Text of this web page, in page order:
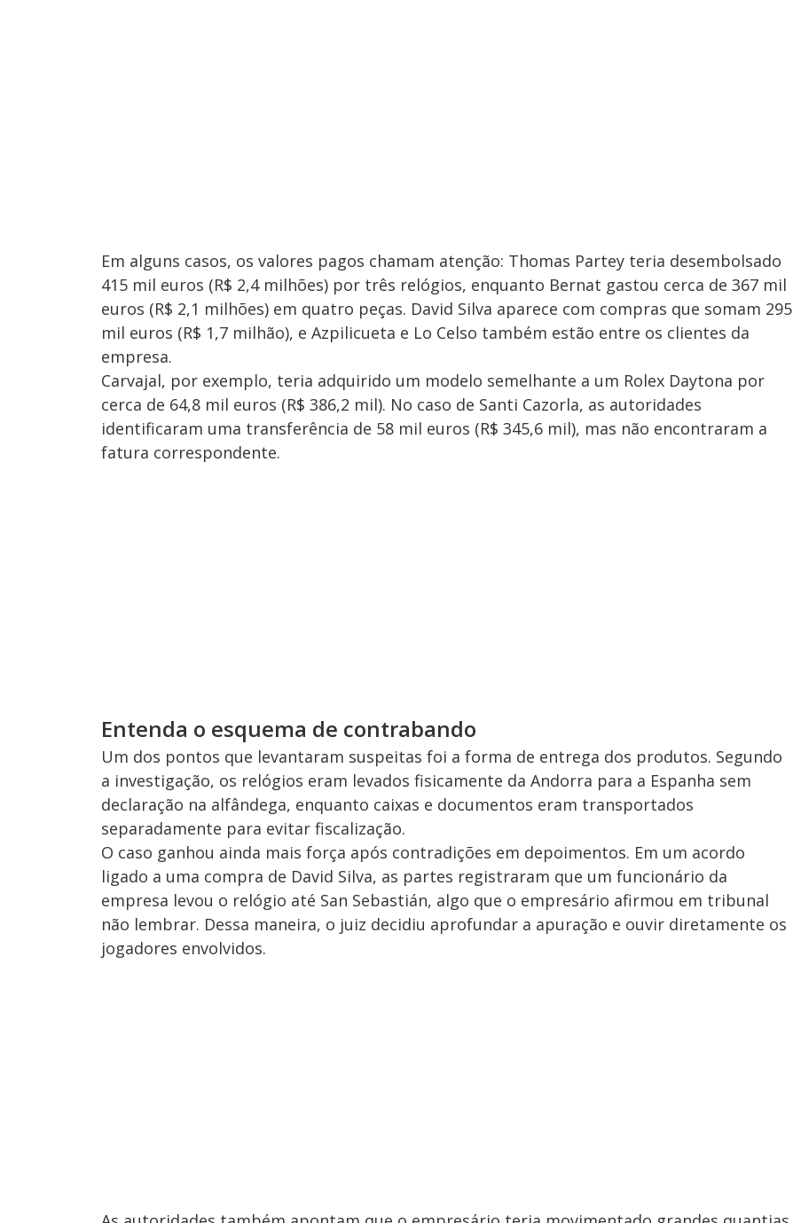
Em alguns casos, os valores pagos chamam atenção: Thomas Partey teria desembolsado
415 mil euros (R$ 2,4 milhões) por três relógios, enquanto Bernat gastou cerca de 367 mil
euros (R$ 2,1 milhões) em quatro peças. David Silva aparece com compras que somam 295
mil euros (R$ 1,7 milhão), e Azpilicueta e Lo Celso também estão entre os clientes da
empresa.
Carvajal, por exemplo, teria adquirido um modelo semelhante a um Rolex Daytona por
cerca de 64,8 mil euros (R$ 386,2 mil). No caso de Santi Cazorla, as autoridades
identificaram uma transferência de 58 mil euros (R$ 345,6 mil), mas não encontraram a
fatura correspondente.
Entenda o esquema de contrabando
Um dos pontos que levantaram suspeitas foi a forma de entrega dos produtos. Segundo
a investigação, os relógios eram levados fisicamente da Andorra para a Espanha sem
declaração na alfândega, enquanto caixas e documentos eram transportados
separadamente para evitar fiscalização.
O caso ganhou ainda mais força após contradições em depoimentos. Em um acordo
ligado a uma compra de David Silva, as partes registraram que um funcionário da
empresa levou o relógio até San Sebastián, algo que o empresário afirmou em tribunal
não lembrar. Dessa maneira, o juiz decidiu aprofundar a apuração e ouvir diretamente os
jogadores envolvidos.